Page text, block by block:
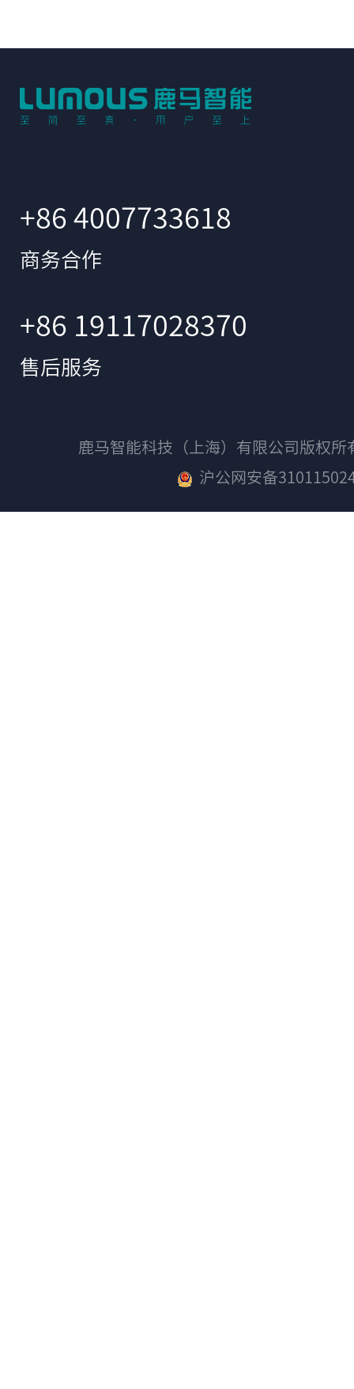
+86 4007733618
商务合作
+86 19117028370
售后服务
鹿马智能科技（上海）有限公司版权
沪公网安备